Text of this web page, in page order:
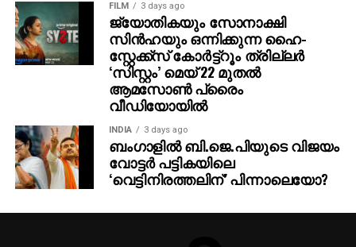
FILM 3 days ago
ജ്യോതികയും സോനാക്ഷി
സിന്‍ഹയും ഒന്നിക്കുന്ന ഹൈ-
സ്റ്റേക്ക്‌സ് കോർട്ട്‌റൂം ത്രില്ലർ
‘സിസ്റ്റം’ മെയ് 22 മുതൽ
ആമസോൺ പ്രൈം
വീഡിയോയിൽ
INDIA 3 days ago
ബംഗാളില്‍ ബി.ജെ.പിയുടെ വിജയം
വോട്ടര്‍ പട്ടികയിലെ
‘വെട്ടിനിരത്തലിന്’ പിന്നാലെയോ?